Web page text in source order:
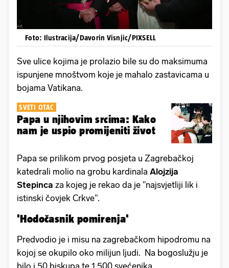
Foto: Ilustracija/Davorin Visnjic/PIXSELL
Sve ulice kojima je prolazio bile su do maksimuma
ispunjene mnoštvom koje je mahalo zastavicama u
bojama Vatikana.
SVETI OTAC
Papa u njihovim srcima: Kako
nam je uspio promijeniti život
Papa se prilikom prvog posjeta u Zagrebačkoj
katedrali molio na grobu kardinala Alojzija
Stepinca za kojeg je rekao da je "najsvjetliji lik i
istinski čovjek Crkve".
'Hodočasnik pomirenja'
Predvodio je i misu na zagrebačkom hipodromu na
kojoj se okupilo oko milijun ljudi. Na bogoslužju je
bilo i 50 biskupa te 1.500 svećenika.